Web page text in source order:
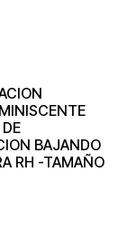
BAJANDO
RH -TAMAÑO